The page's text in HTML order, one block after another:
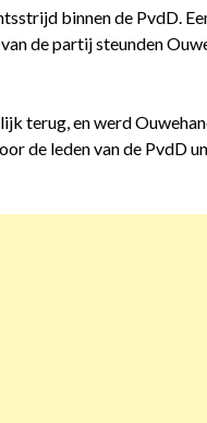
binnen de PvdD.
de partij steunden
terug, en werd
de leden van de PvdD